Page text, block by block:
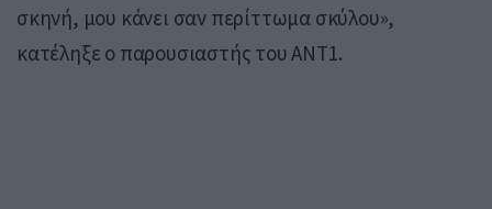
σκηνή, μου κάνει σαν περίττωμα σκύλου»,
κατέληξε ο παρουσιαστής του ΑΝΤ1.